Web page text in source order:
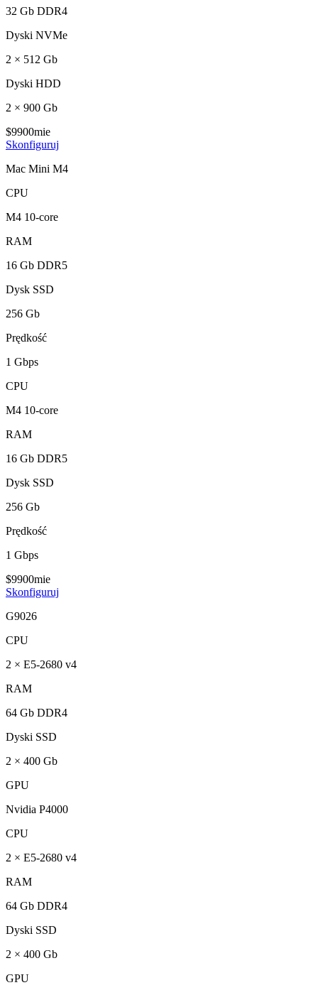
32 Gb DDR4
Dyski NVMe
2 × 512 Gb
Dyski HDD
2 × 900 Gb
$9900mie
Skonfiguruj
Mac Mini M4
CPU
M4 10-core
RAM
16 Gb DDR5
Dysk SSD
256 Gb
Prędkość
1 Gbps
CPU
M4 10-core
RAM
16 Gb DDR5
Dysk SSD
256 Gb
Prędkość
1 Gbps
$9900mie
Skonfiguruj
G9026
CPU
2 × E5-2680 v4
RAM
64 Gb DDR4
Dyski SSD
2 × 400 Gb
GPU
Nvidia P4000
CPU
2 × E5-2680 v4
RAM
64 Gb DDR4
Dyski SSD
2 × 400 Gb
GPU